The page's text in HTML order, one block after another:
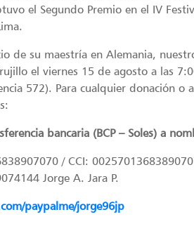
el Segundo Premio en el IV
de su maestría en Alemania,
el viernes 15 de agosto a las
572). Para cualquier donación
bancaria (BCP – Soles) a
/ CCI:
Jorge A. Jara P.
paypalme/jorge96jp